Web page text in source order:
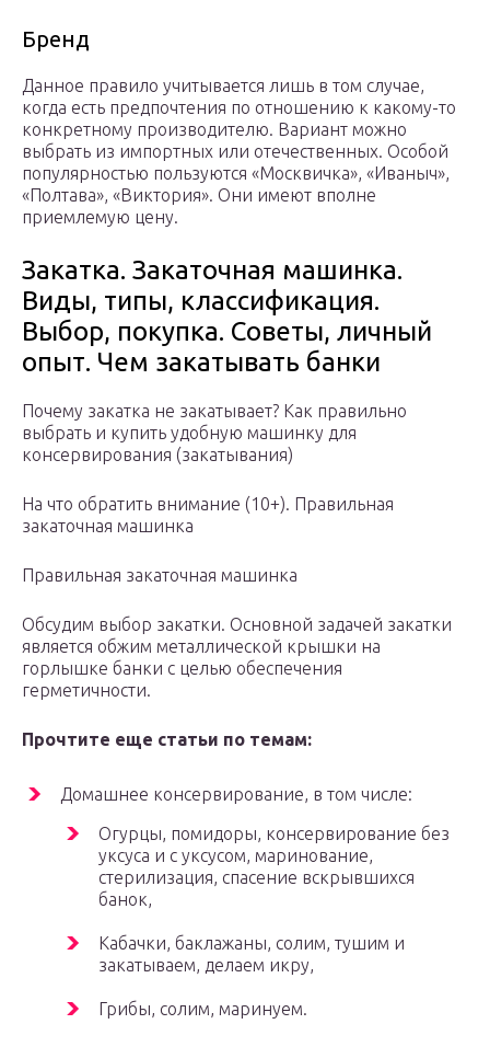
Бренд
Данное правило учитывается лишь в том случае,
когда есть предпочтения по отношению к какому-то
конкретному производителю. Вариант можно
выбрать из импортных или отечественных. Особой
популярностью пользуются «Москвичка», «Иваныч»,
«Полтава», «Виктория». Они имеют вполне
приемлемую цену.
Закатка. Закаточная машинка.
Виды, типы, классификация.
Выбор, покупка. Советы, личный
опыт. Чем закатывать банки
Почему закатка не закатывает? Как правильно
выбрать и купить удобную машинку для
консервирования (закатывания)
На что обратить внимание (10+). Правильная
закаточная машинка
Правильная закаточная машинка
Обсудим выбор закатки. Основной задачей закатки
является обжим металлической крышки на
горлышке банки с целью обеспечения
герметичности.
Прочтите еще статьи по темам:
Домашнее консервирование, в том числе:
Огурцы, помидоры, консервирование без
уксуса и с уксусом, маринование,
стерилизация, спасение вскрывшихся
банок,
Кабачки, баклажаны, солим, тушим и
закатываем, делаем икру,
Грибы, солим, маринуем.